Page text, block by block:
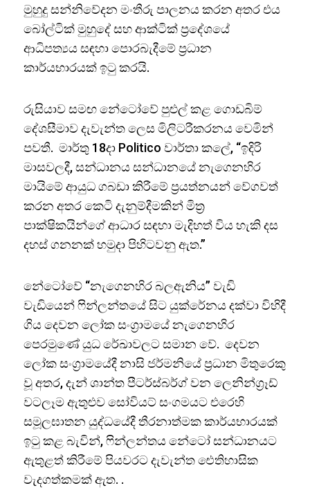
මුහුදු සන්නිවේදන මංතීරු පාලනය කරන අතර එය
බෝල්ටික් මුහුදේ සහ ආක්ටික් ප්‍රදේශයේ
ආධිපත්‍යය සඳහා පොරබැදීමේ ප්‍රධාන
කාර්යභාරයක් ඉටු කරයි.
රුසියාව සමඟ නේටෝවේ පුළුල් කළ ගොඩබිම්
දේශසීමාව දැවැන්ත ලෙස මිලිටරීකරනය වෙමින්
පවතී. මාර්තු 18දා Politico වාර්තා කලේ, “ඉදිරි
මාසවලදී, සන්ධානය සන්ධානයේ නැගෙනහිර
මායිමේ ආයුධ ගබඩා කිරීමේ ප්‍රයත්නයන් වේගවත්
කරන අතර කෙටි දැනුම්දීමකින් මිත්‍ර
පාක්ෂිකයින්ගේ ආධාර සඳහා මැදිහත් විය හැකි දස
දහස් ගනනක් හමුදා පිහිටවනු ඇත.”
නේටෝවේ “නැගෙනහිර බලඇනිය” වැඩි
වැඩියෙන් ෆින්ලන්තයේ සිට යුක්රේනය දක්වා විහිදී
ගිය දෙවන ලෝක සංග්‍රාමයේ නැගෙනහිර
පෙරමුණේ යුධ රේඛාවලට සමාන වේ. දෙවන
ලෝක සංග්‍රාමයේදී නාසි ජර්මනියේ ප්‍රධාන මිතුරෙකු
වූ අතර, දැන් ශාන්ත පීටර්ස්බර්ග් වන ලෙනින්ග්‍රෑඩ්
වටලෑම ඇතුළුව සෝවියට් සංගමයට එරෙහි
සමූලඝාතන යුද්ධයේදී තීරනාත්මක කාර්යභාරයක්
ඉටු කළ බැවින්, ෆින්ලන්තය නේටෝ සන්ධානයට
ඇතුළත් කිරීමේ පියවරට දැවැන්ත ඓතිහාසික
වැදගත්කමක් ඇත. .